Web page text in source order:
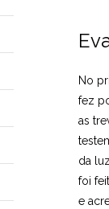
No
fez
as
da
foi
e